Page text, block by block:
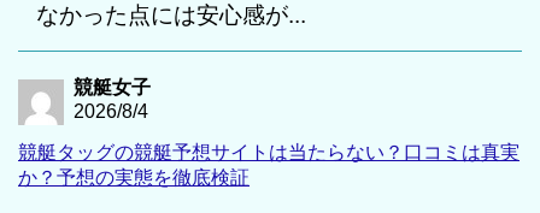
なかった点には安心感が...
競艇女子
2026/8/4
競艇タッグの競艇予想サイトは当たらない？口コミは真実
か？予想の実態を徹底検証